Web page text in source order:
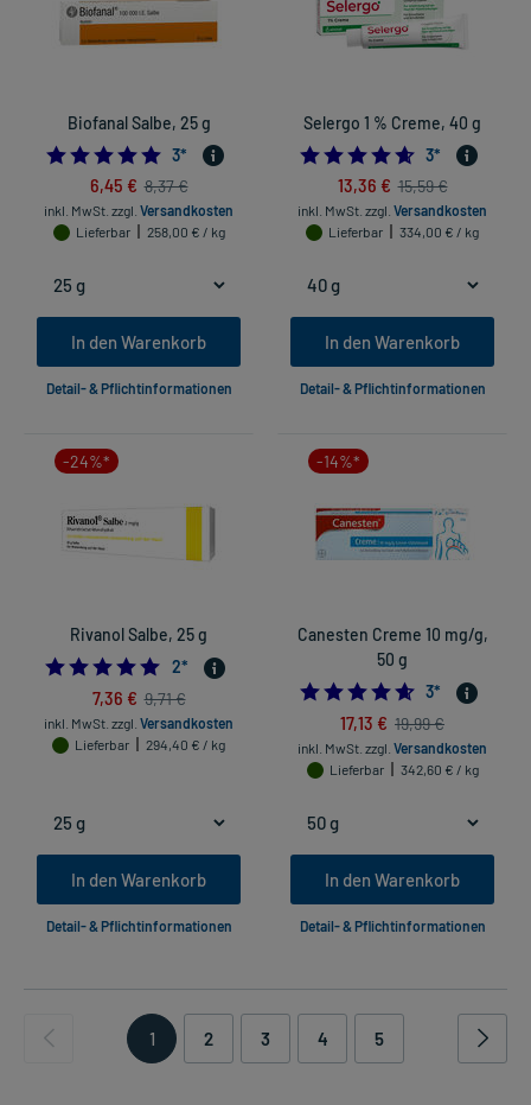
Biofanal Salbe, 25 g
5.0
3*
6,45 € 8,37 €
inkl. MwSt. zzgl. Versandkosten
Lieferbar
258,00 € / kg
In den Warenkorb
Detail- & Pflichtinformationen
Selergo 1 % Creme, 40 g
3*
13,36 € 15,59 €
inkl. MwSt. zzgl. Versandkosten
Lieferbar
334,00 € / kg
In den Warenkorb
Detail- & Pflichtinformationen
-24%*
Rivanol Salbe, 25 g
5.0
2*
7,36 € 9,71 €
inkl. MwSt. zzgl. Versandkosten
Lieferbar
294,40 € / kg
In den Warenkorb
Detail- & Pflichtinformationen
-14%*
Canesten Creme 10 mg/g,
50 g
3*
17,13 € 19,99 €
inkl. MwSt. zzgl. Versandkosten
Lieferbar
342,60 € / kg
In den Warenkorb
Detail- & Pflichtinformationen
1 2 3 4 5